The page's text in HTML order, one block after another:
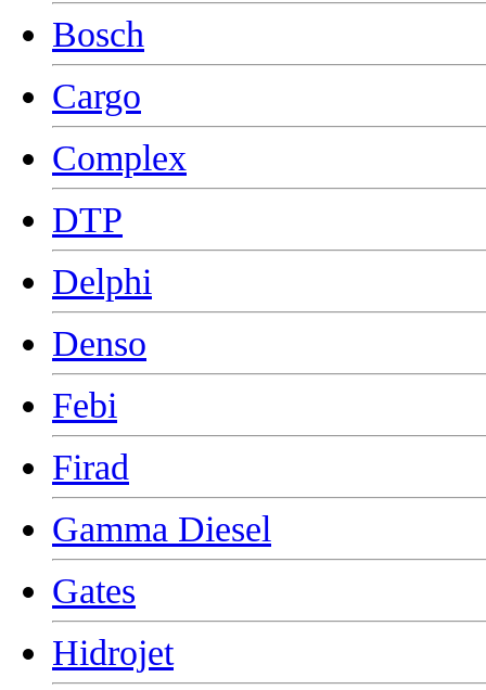
Bosch
Cargo
Complex
DTP
Delphi
Denso
Febi
Firad
Gamma Diesel
Gates
Hidrojet